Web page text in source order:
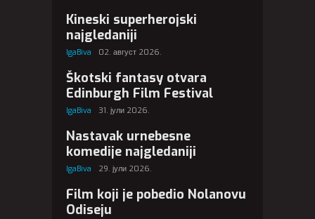
Kineski superherojski
najgledaniji
IgaBiva 02. август 2026.
Škotski fantasy otvara
Edinburgh Film Festival
IgaBiva 31. јули 2026.
Nastavak urnebesne
komedije najgledaniji
IgaBiva 29. јули 2026.
Film koji je pobedio Nolanovu
Odiseju